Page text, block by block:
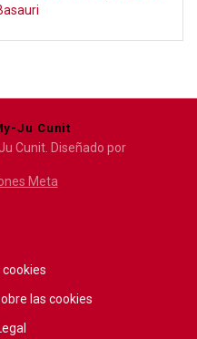
Ju Cunit
Cunit. Diseñado por
Meta
cookies
las cookies